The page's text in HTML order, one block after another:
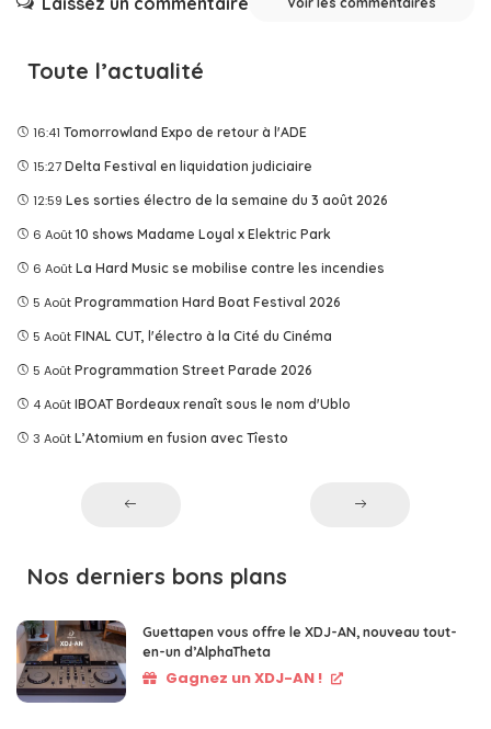
Toute l’actualité
16:41 Tomorrowland Expo de retour à l'ADE
15:27 Delta Festival en liquidation judiciaire
12:59 Les sorties électro de la semaine du 3 août 2026
6 Août 10 shows Madame Loyal x Elektric Park
6 Août La Hard Music se mobilise contre les incendies
5 Août Programmation Hard Boat Festival 2026
5 Août FINAL CUT, l'électro à la Cité du Cinéma
5 Août Programmation Street Parade 2026
4 Août IBOAT Bordeaux renaît sous le nom d'Ublo
3 Août L’Atomium en fusion avec Tîesto
Nos derniers bons plans
Guettapen vous offre le XDJ-AN, nouveau tout-
en-un d’AlphaTheta
Gagnez un XDJ-AN !